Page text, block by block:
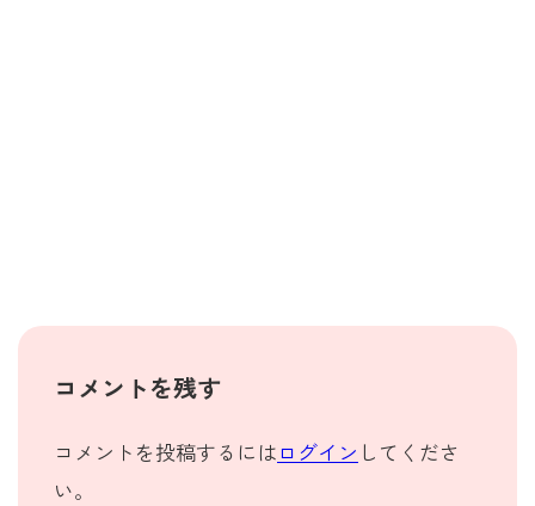
コメントを残す
コメントを投稿するには ログイン してくださ
い。